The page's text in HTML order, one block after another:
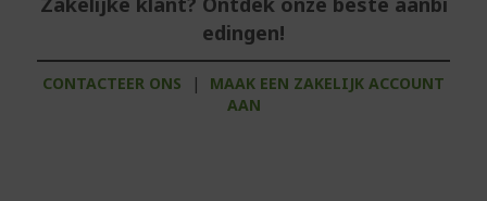
edingen!
CONTACTEER ONS |
MAAK EEN ZAKELIJK ACCOUNT
AAN